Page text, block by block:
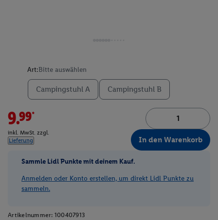
Art:Bitte auswählen
Campingstuhl A Campingstuhl B
9.99*
inkl. MwSt. zzgl.
Lieferung
In den Warenkorb
Sammle Lidl Punkte mit deinem Kauf.
Anmelden oder Konto erstellen, um direkt Lidl Punkte zu
sammeln.
Artikelnummer: 100407913